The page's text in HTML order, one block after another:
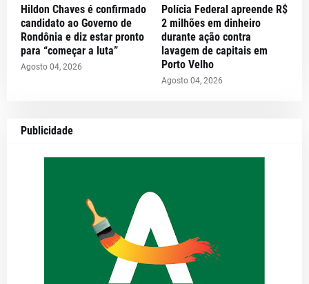
Hildon Chaves é confirmado
candidato ao Governo de
Rondônia e diz estar pronto
para “começar a luta”
Agosto 04, 2026
Polícia Federal apreende R$
2 milhões em dinheiro
durante ação contra
lavagem de capitais em
Porto Velho
Agosto 04, 2026
Publicidade